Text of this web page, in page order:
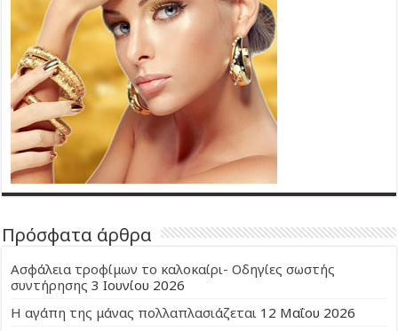
Πρόσφατα άρθρα
Ασφάλεια τροφίμων το καλοκαίρι- Οδηγίες σωστής
συντήρησης 3 Ιουνίου 2026
Η αγάπη της μάνας πολλαπλασιάζεται 12 Μαΐου 2026